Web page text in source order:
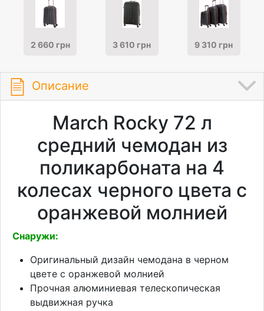
2 660 грн 3 610 грн 9 310 грн
Описание
March Rocky 72 л
средний чемодан из
поликарбоната на 4
колесах черного цвета с
оранжевой молнией
Снаружи:
Оригинальный дизайн чемодана в черном
цвете с оранжевой молнией
Прочная алюминиевая телескопическая
выдвижная ручка